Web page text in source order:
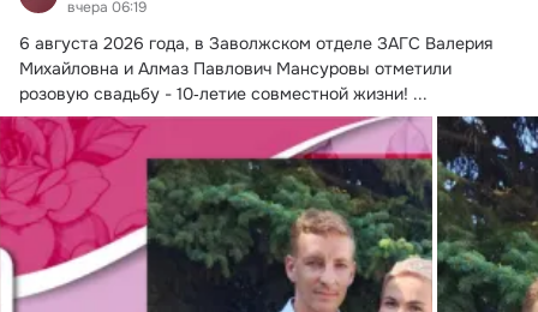
вчера 06:19
6 августа 2026 года, в Заволжском отделе ЗАГС Валерия
Михайловна и Алмаз Павлович Мансуровы отметили
розовую свадьбу - 10‑летие совместной жизни! ...